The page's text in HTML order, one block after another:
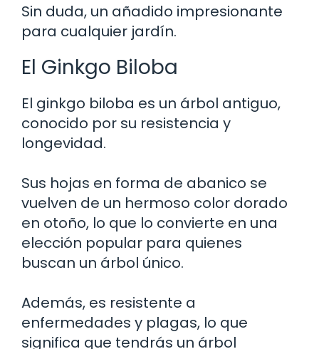
Sin duda, un añadido impresionante
para cualquier jardín.
El Ginkgo Biloba
El ginkgo biloba es un árbol antiguo,
conocido por su resistencia y
longevidad.
Sus hojas en forma de abanico se
vuelven de un hermoso color dorado
en otoño, lo que lo convierte en una
elección popular para quienes
buscan un árbol único.
Además, es resistente a
enfermedades y plagas, lo que
significa que tendrás un árbol